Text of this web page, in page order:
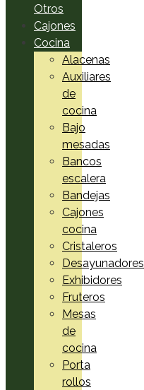
Otros
Cajones
Cocina
Alacenas
Auxiliares
de
cocina
Bajo
mesadas
Bancos
escalera
Bandejas
Cajones
cocina
Cristaleros
Desayunadores
Exhibidores
Fruteros
Mesas
de
cocina
Porta
rollos